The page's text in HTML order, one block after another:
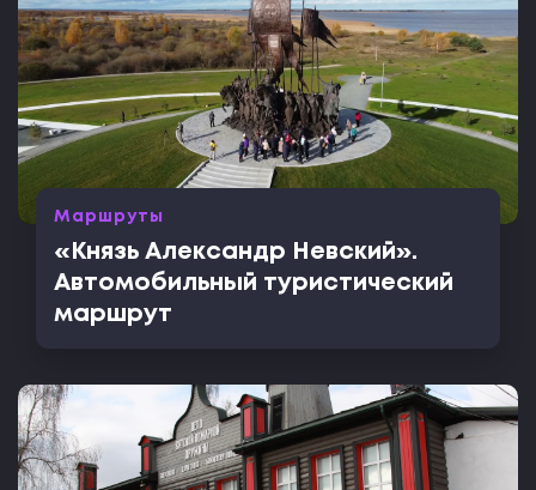
Маршруты
«Князь Александр Невский».
Автомобильный туристический
маршрут